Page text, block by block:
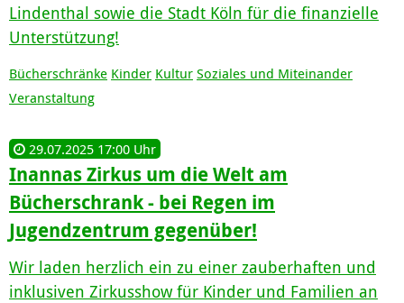
Lindenthal sowie die Stadt Köln für die finanzielle
Unterstützung!
Bücherschränke Kinder Kultur Soziales und Miteinander
Veranstaltung
29.07.2025 17:00 Uhr
Inannas Zirkus um die Welt am
Bücherschrank - bei Regen im
Jugendzentrum gegenüber!
Wir laden herzlich ein zu einer zauberhaften und
inklusiven Zirkusshow für Kinder und Familien an